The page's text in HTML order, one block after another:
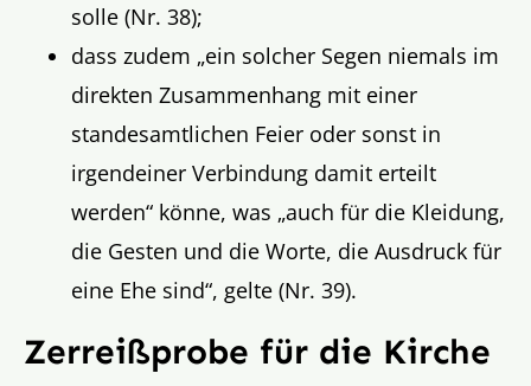
solle (Nr. 38);
dass zudem „ein solcher Segen niemals im
direkten Zusammenhang mit einer
standesamtlichen Feier oder sonst in
irgendeiner Verbindung damit erteilt
werden“ könne, was „auch für die Kleidung,
die Gesten und die Worte, die Ausdruck für
eine Ehe sind“, gelte (Nr. 39).
Zerreißprobe für die Kirche